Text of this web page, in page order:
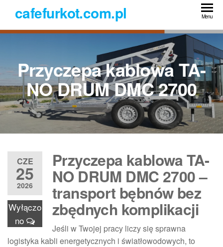
treści
cafefurkot.com.pl Menu
Przyczepa kablowa TA-
NO DRUM DMC 2700
CZE
25
2026
Wyłączo
no
Przyczepa kablowa TA-
NO DRUM DMC 2700 –
transport bębnów bez
zbędnych komplikacji
Jeśli w Twojej pracy liczy się sprawna
logistyka kabli energetycznych i światłowodowych, to